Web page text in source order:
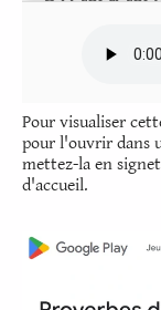
Pour visualiser
pour l'ouvrir dans
mettez-la en
d'accueil.